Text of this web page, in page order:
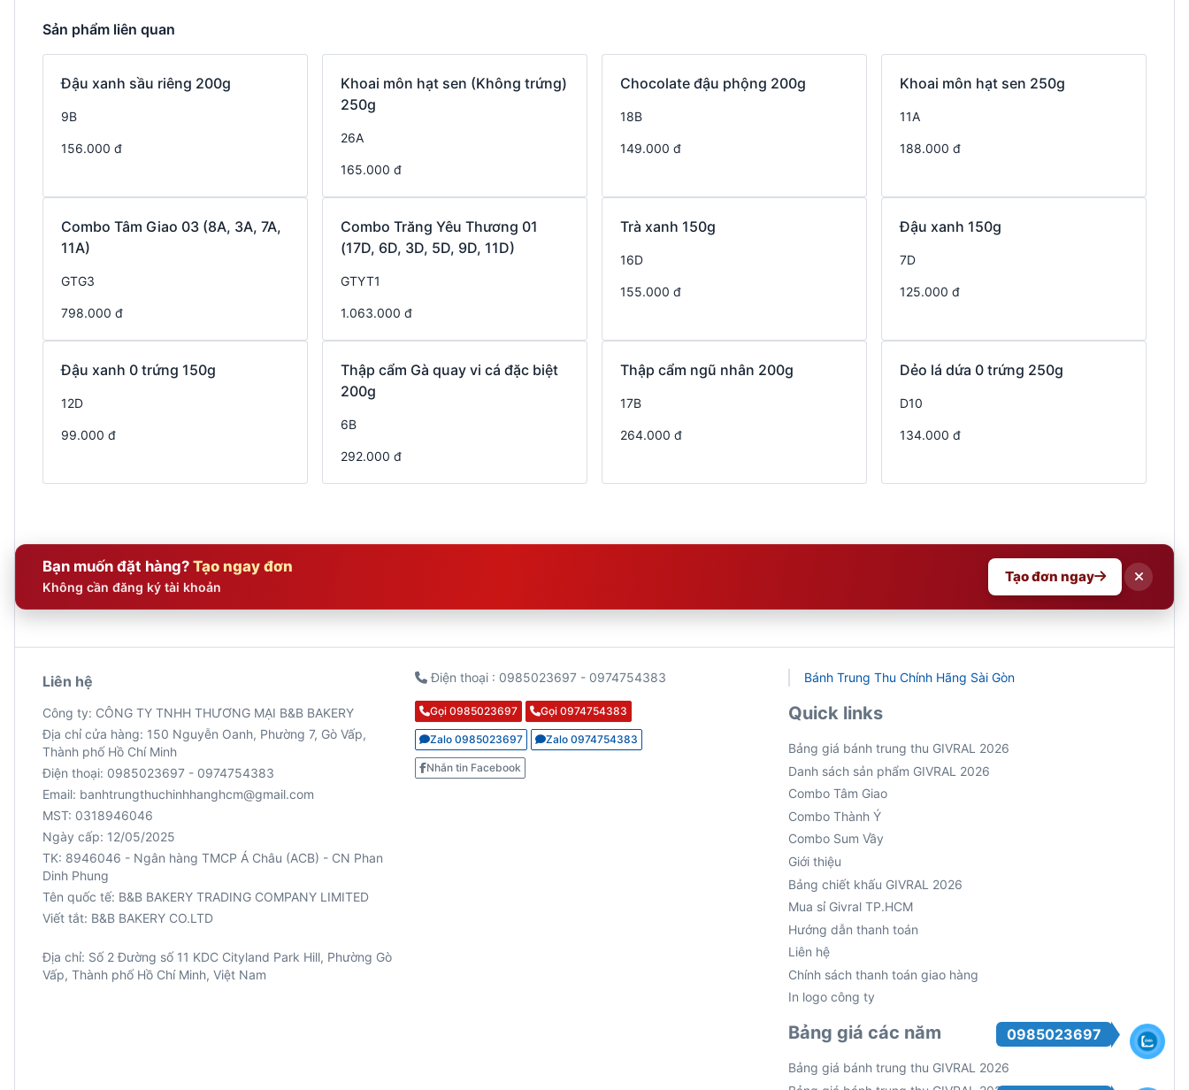
Sản phẩm liên quan
Đậu xanh sầu riêng 200g
9B
156.000 đ
Khoai môn hạt sen (Không trứng)
250g
26A
165.000 đ
Chocolate đậu phộng 200g
18B
149.000 đ
Khoai môn hạt sen 250g
11A
188.000 đ
Combo Tâm Giao 03 (8A, 3A, 7A,
11A)
GTG3
798.000 đ
Combo Trăng Yêu Thương 01
(17D, 6D, 3D, 5D, 9D, 11D)
GTYT1
1.063.000 đ
Trà xanh 150g
16D
155.000 đ
Đậu xanh 150g
7D
125.000 đ
Đậu xanh 0 trứng 150g
12D
99.000 đ
Thập cẩm Gà quay vi cá đặc biệt
200g
6B
292.000 đ
Thập cẩm ngũ nhân 200g
17B
264.000 đ
Dẻo lá dứa 0 trứng 250g
D10
134.000 đ
Bạn muốn đặt hàng? Tạo ngay đơn
Không cần đăng ký tài khoản
Tạo đơn ngay
Liên hệ
Công ty: CÔNG TY TNHH THƯƠNG MẠI B&B BAKERY
Địa chỉ cửa hàng: 150 Nguyễn Oanh, Phường 7, Gò Vấp,
Thành phố Hồ Chí Minh
Điện thoại: 0985023697 - 0974754383
Email: banhtrungthuchinhhanghcm@gmail.com
MST: 0318946046
Ngày cấp: 12/05/2025
TK: 8946046 - Ngân hàng TMCP Á Châu (ACB) - CN Phan
Viết tắt: B&B BAKERY CO.LTD
Địa chỉ: Số 2 Đường số 11 KDC Cityland Park Hill, Phường Gò
Vấp, Thành phố Hồ Chí Minh, Việt Nam
Điện thoại : 0985023697 - 0974754383
Gọi 0985023697 Gọi 0974754383
Zalo 0985023697 Zalo 0974754383
Nhắn tin Facebook
Bánh Trung Thu Chính Hãng Sài Gòn
Quick links
Bảng giá bánh trung thu GIVRAL 2026
Danh sách sản phẩm GIVRAL 2026
Combo Tâm Giao
Combo Thành Ý
Combo Sum Vầy
Giới thiệu
Bảng chiết khấu GIVRAL 2026
Mua sỉ Givral TP.HCM
Hướng dẫn thanh toán
Liên hệ
Chính sách thanh toán giao hàng
In logo công ty
Bảng giá các năm
Bảng giá bánh trung thu GIVRAL 2026
0985023697